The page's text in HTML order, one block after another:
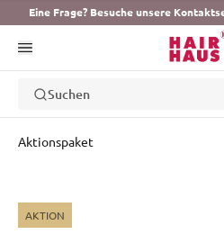
Eine Frage? Besuche unsere
Suchen
Aktionspaket
AKTION